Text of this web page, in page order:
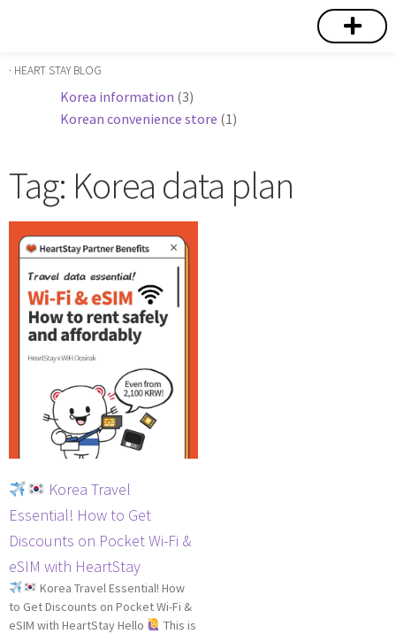
· HEART STAY BLOG
Korea information (3)
Korean convenience store (1)
Tag: Korea data plan
Korea Travel
Essential! How to Get
Discounts on Pocket Wi-Fi &
eSIM with HeartStay
Korea Travel Essential! How
to Get Discounts on Pocket Wi-Fi &
eSIM with HeartStay Hello
This is